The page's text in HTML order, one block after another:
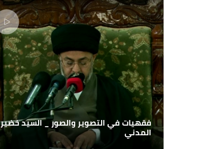
فقهيات في التصوير والصور _ السيد خضير
المدني